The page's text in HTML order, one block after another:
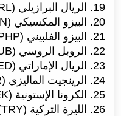
19. الريال البرازيلي (BRL)
20. البيزو المكسيكي (MXN)
21. البيزو الفلبيني (PHP)
22. الروبل الروسي (RUB)
23. الريال الإماراتي (AED)
24. الرينجيت الماليزي (MYR)
25. الكرونا الإستونية (EEK)
26. الليرة التركية (TRY)